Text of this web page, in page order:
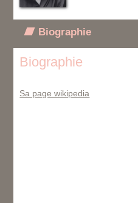
Biographie
Biographie
Sa page wikipedia